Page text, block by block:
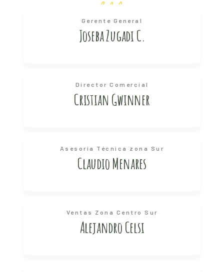
Gerente General
Joseba Zugadi C.
Director Comercial
Cristian Gwinner
Asesoría Técnica zona Sur
Claudio Menares
Ventas Zona Centro Sur
Alejandro Celsi